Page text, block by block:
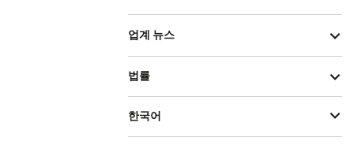
업계 뉴스
법률
한국어